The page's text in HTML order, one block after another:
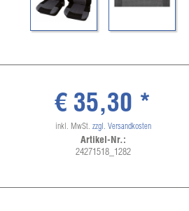
€ 35,30 *
inkl. MwSt. zzgl. Versandkosten
Artikel-Nr.:
24271518_1282